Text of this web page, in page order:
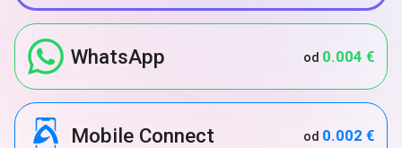
WhatsApp od 0.004 €
Mobile Connect od 0.002 €